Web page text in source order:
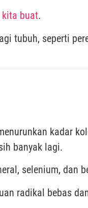
kita buat.
tubuh, seperti
kadar
banyak lagi.
selenium, dan
radikal bebas